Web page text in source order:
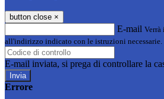
button close ×
E-mail Verrà
all'indirizzo indicato con le istruzioni necessarie.
E-mail inviata, si prega di controllare la
Errore